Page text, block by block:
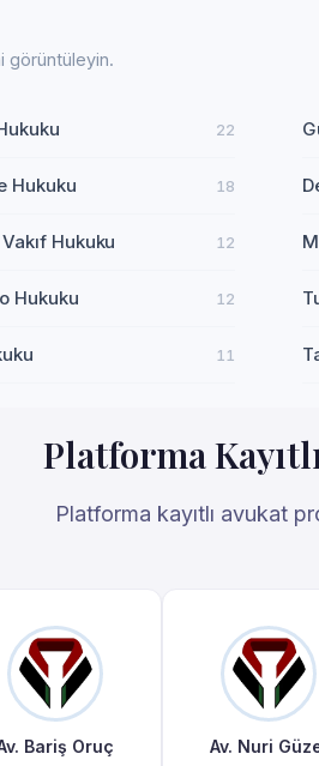
görüntüleyin.
22
Hukuku 18
Hukuku 12
Hukuku 12
11
Platforma
Platforma kayıtlı avukat
Bariş Oruç Av. Nuri